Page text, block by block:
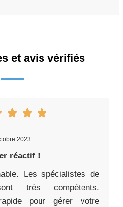
et avis vérifiés
2023
réactif !
Les spécialistes de
très compétents.
pour gérer votre